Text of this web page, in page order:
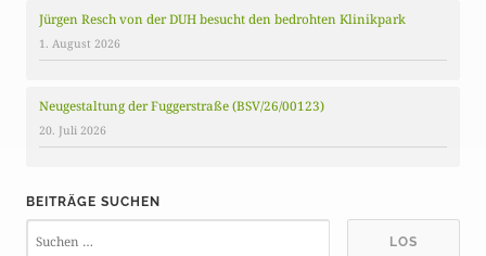
Jürgen Resch von der DUH besucht den bedrohten Klinikpark
1. August 2026
Neugestaltung der Fuggerstraße (BSV/26/00123)
20. Juli 2026
BEITRÄGE SUCHEN